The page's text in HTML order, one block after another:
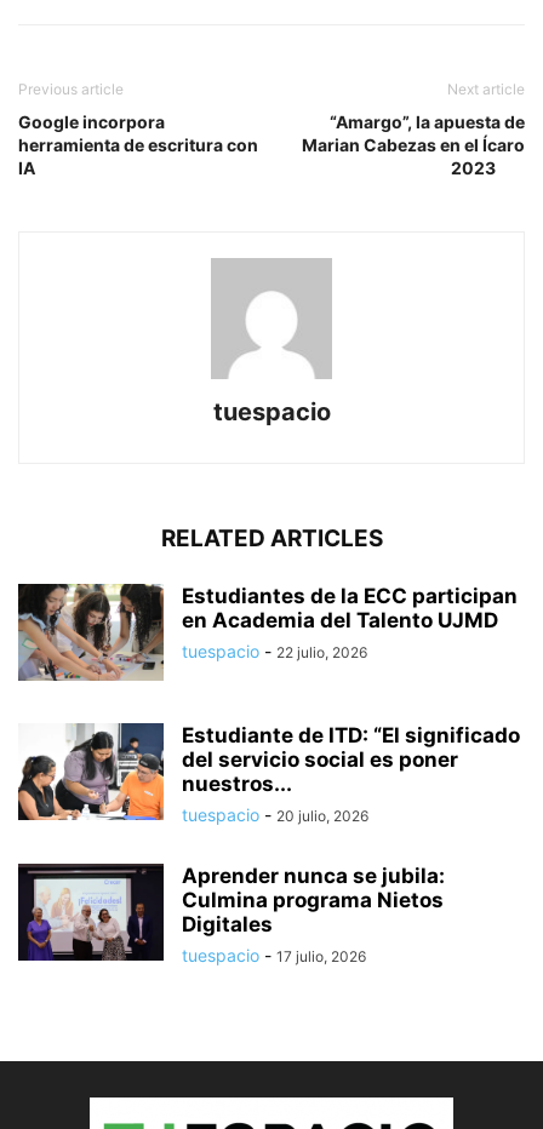
Previous article
Google incorpora
herramienta de escritura con
IA
Next article
“Amargo”, la apuesta de
Marian Cabezas en el Ícaro
2023
tuespacio
RELATED ARTICLES
Estudiantes de la ECC participan
en Academia del Talento UJMD
tuespacio - 22 julio, 2026
Estudiante de ITD: “El significado
del servicio social es poner
nuestros...
tuespacio - 20 julio, 2026
Aprender nunca se jubila:
Culmina programa Nietos
Digitales
tuespacio - 17 julio, 2026